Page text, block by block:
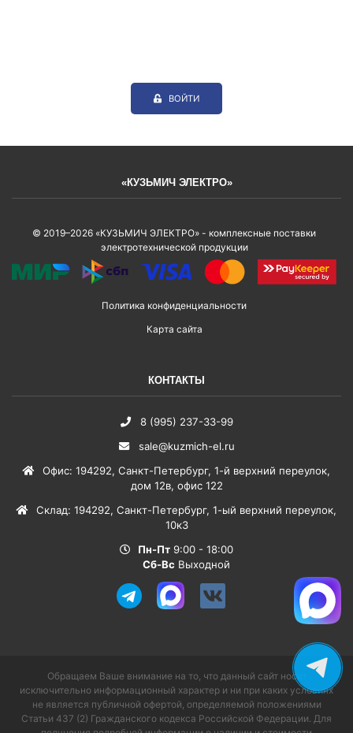
ВОЙТИ
«КУЗЬМИЧ ЭЛЕКТРО»
© 2019–2026 «КУЗЬМИЧ ЭЛЕКТРО» - комплексные поставки
электротехнической продукции
Политика конфиденциальности
Карта сайта
КОНТАКТЫ
8 (995) 237-33-99
sale@kuzmich-el.ru
Офис: 194292, Санкт-Петербург, 1-й верхний переулок,
дом 12в, офис 122
Склад: 194292, Санкт-Петербург, 1-ый верхний переулок,
10к3
Пн-Пт 9:00 - 18:00
Сб-Вс Выходной
Обращаем Ваше внимание на то, что данный сайт носит
исключительно информационный характер и ни при каких условиях
не является публичной офертой, определяемой положениями
Статьи 437 (2) Гражданского кодекса Российской Федерации. Для